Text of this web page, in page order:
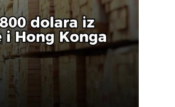
Video